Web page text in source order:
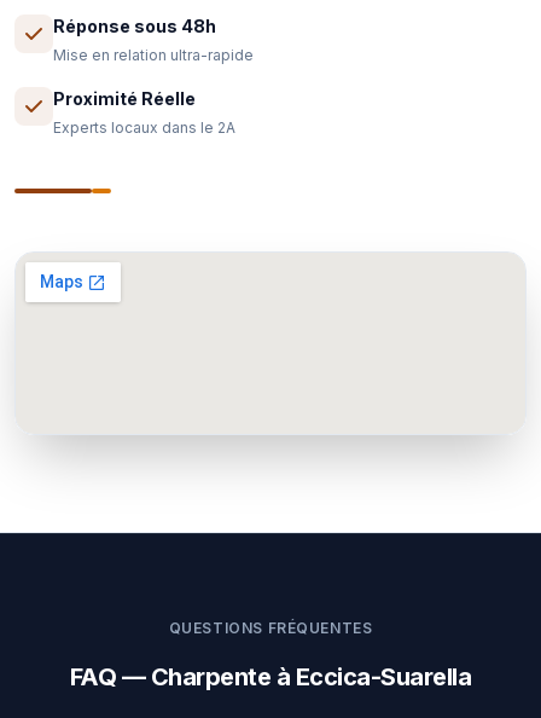
Réponse sous 48h
Mise en relation ultra-rapide
Proximité Réelle
Experts locaux dans le 2A
QUESTIONS FRÉQUENTES
FAQ — Charpente à Eccica-Suarella